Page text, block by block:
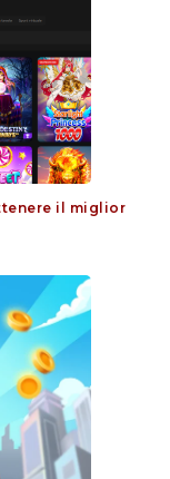
il miglior